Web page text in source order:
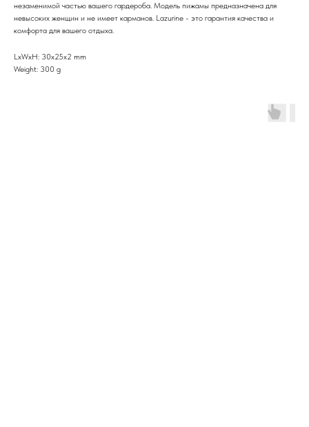
незаменимой частью вашего гардероба. Модель пижамы предназначена для
невысоких женщин и не имеет карманов. Lazurine - это гарантия качества и
комфорта для вашего отдыха.
LxWxH: 30x25x2 mm
Weight: 300 g